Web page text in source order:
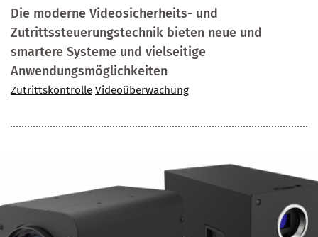
Die moderne Videosicherheits- und
Zutrittssteuerungstechnik bieten neue und
smartere Systeme und vielseitige
Anwendungsmöglichkeiten
Zutrittskontrolle Videoüberwachung